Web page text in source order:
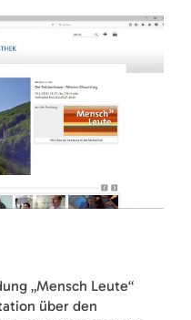
„Mensch Leute“
über den